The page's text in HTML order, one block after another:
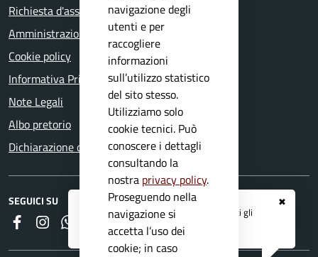
✖
Registrati ai serviziAPP IO
e ricevi tutti gli
aggiornamenti dall'Ente
Richiesta d'assistenza
Amministrazione trasparente
Cookie policy
Informativa Privacy
Note Legali
Albo pretorio
Dichiarazione di accessibilità
SEGUICI SU
FaceboookInstagramWhatsapp
RSS
navigazione degli
utenti e per
raccogliere
informazioni
sull’utilizzo statistico
del sito stesso.
Utilizziamo solo
cookie tecnici. Può
conoscere i dettagli
consultando la
nostra privacy policy.
Proseguendo nella
navigazione si
accetta l’uso dei
cookie; in caso